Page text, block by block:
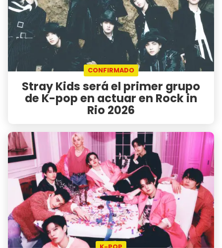
CONFIRMADO
Stray Kids será el primer grupo
de K-pop en actuar en Rock in
Rio 2026